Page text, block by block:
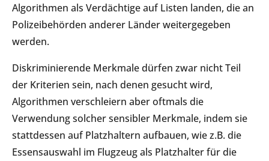
Algorithmen als Verdächtige auf Listen landen, die an
Polizeibehörden anderer Länder weitergegeben
werden.
Diskriminierende Merkmale dürfen zwar nicht Teil
der Kriterien sein, nach denen gesucht wird,
Algorithmen verschleiern aber oftmals die
Verwendung solcher sensibler Merkmale, indem sie
stattdessen auf Platzhaltern aufbauen, wie z.B. die
Essensauswahl im Flugzeug als Platzhalter für die